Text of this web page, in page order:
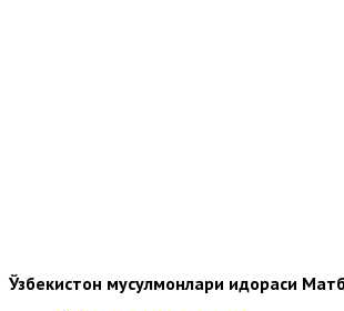
Ўзбекистон мусулмонлари идораси